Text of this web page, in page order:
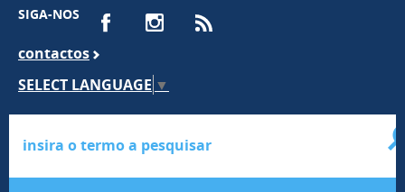
SIGA-NOS
contactos
SELECT LANGUAGE ▼